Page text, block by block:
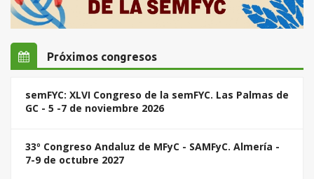
Próximos congresos
semFYC: XLVI Congreso de la semFYC. Las Palmas de
GC - 5 -7 de noviembre 2026
33º Congreso Andaluz de MFyC - SAMFyC. Almería -
7-9 de octubre 2027